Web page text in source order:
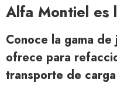
Alfa Montiel es
Conoce la gama
ofrece para
transporte de